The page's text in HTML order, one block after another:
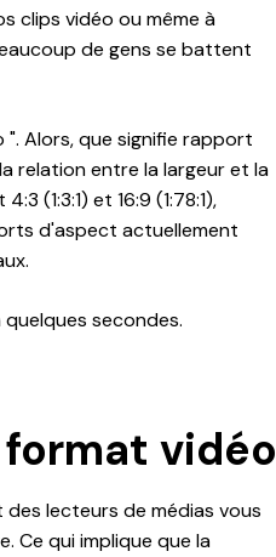
clips vidéo ou même à
de gens se battent
Alors, que signifie rapport
relation entre la largeur et la
(1:3:1) et 16:9 (1:78:1),
d'aspect actuellement
secondes.
vidéo
des lecteurs de médias vous
Ce qui implique que la